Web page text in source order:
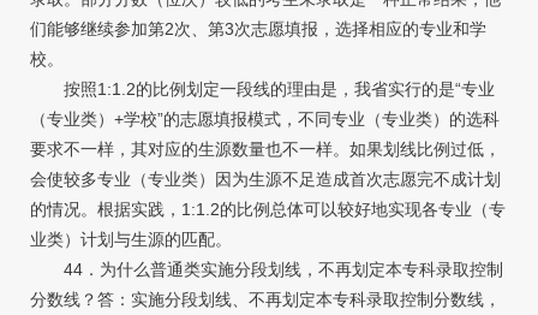
们能够继续参加第2次、第3次志愿填报，选择相应的专业和学
校。
按照1:1.2的比例划定一段线的理由是，我省实行的是“专业
（专业类）+学校”的志愿填报模式，不同专业（专业类）的选科
要求不一样，其对应的生源数量也不一样。如果划线比例过低，
会使较多专业（专业类）因为生源不足造成首次志愿完不成计划
的情况。根据实践，1:1.2的比例总体可以较好地实现各专业（专
业类）计划与生源的匹配。
44．为什么普通类实施分段划线，不再划定本专科录取控制
分数线？答：实施分段划线、不再划定本专科录取控制分数线，